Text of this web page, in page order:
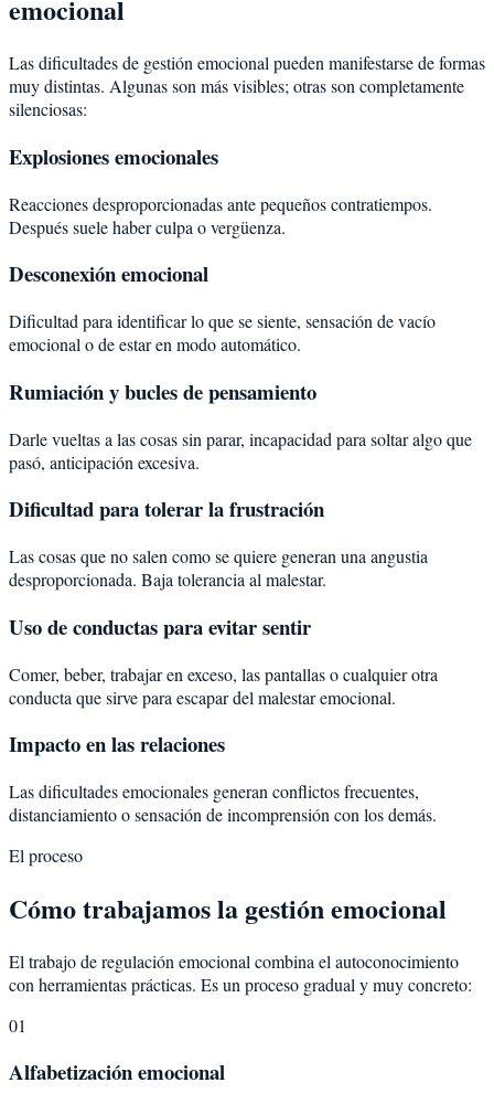
emocional
Las dificultades de gestión emocional pueden manifestarse de formas
muy distintas. Algunas son más visibles; otras son completamente
silenciosas:
Explosiones emocionales
Reacciones desproporcionadas ante pequeños contratiempos.
Después suele haber culpa o vergüenza.
Desconexión emocional
Dificultad para identificar lo que se siente, sensación de vacío
emocional o de estar en modo automático.
Rumiación y bucles de pensamiento
Darle vueltas a las cosas sin parar, incapacidad para soltar algo que
pasó, anticipación excesiva.
Dificultad para tolerar la frustración
Las cosas que no salen como se quiere generan una angustia
desproporcionada. Baja tolerancia al malestar.
Uso de conductas para evitar sentir
Comer, beber, trabajar en exceso, las pantallas o cualquier otra
conducta que sirve para escapar del malestar emocional.
Impacto en las relaciones
Las dificultades emocionales generan conflictos frecuentes,
distanciamiento o sensación de incomprensión con los demás.
El proceso
Cómo trabajamos la gestión emocional
El trabajo de regulación emocional combina el autoconocimiento
con herramientas prácticas. Es un proceso gradual y muy concreto:
01
Alfabetización emocional